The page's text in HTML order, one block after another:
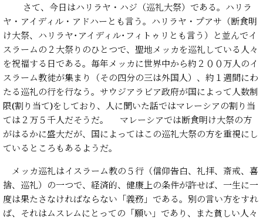
さて、今日はハリラヤ・ハジ（巡礼大祭）である。ハリラ
ヤ・アイディル・アドハーとも言う。ハリラヤ・プアサ（断食明
け大祭、ハリラヤ･アイディル･フィトゥリとも言う）と並んでイ
スラームの２大祭りのひとつで、聖地メッカを巡礼している人々
を祝福する日である。毎年メッカに世界中から約２００万人のイ
スラーム教徒が集まり（その四分の三は外国人）、約１週間にわ
たる巡礼の行を行なう。サウジアラビア政府が国によって人数制
限(割り当て)をしており、人に聞いた話ではマレーシアの割り当
ては２万５千人だそうだ。 マレーシアでは断食明け大祭の方
がはるかに盛大だが、国によってはこの巡礼大祭の方を重視にし
ているところもあるようだ。
メッカ巡礼はイスラーム教の５行（信仰告白、礼拝、斎戒、喜
捨、巡礼）の一つで、経済的、健康上の条件が許せば、一生に一
度は果たさなければならない「義務」である。別の言い方をすれ
ば、それはムスレムにとっての「願い」であり、また貧しい人々